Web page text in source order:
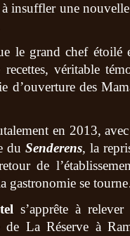
insuffler une
le grand chef
véritable
d’ouverture des
en 2013,
du Senderens, la
de
gastronomie se
s’apprête à
La Réserve à